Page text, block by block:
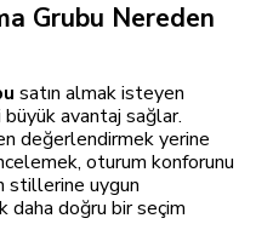
Grubu Nereden
satın almak isteyen
büyük avantaj sağlar.
değerlendirmek yerine
oturum konforunu
stillerine uygun
daha doğru bir seçim